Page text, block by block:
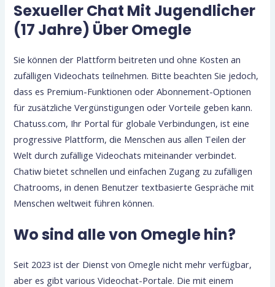
Sexueller Chat Mit Jugendlicher
(17 Jahre) Über Omegle
Sie können der Plattform beitreten und ohne Kosten an
zufälligen Videochats teilnehmen. Bitte beachten Sie jedoch,
dass es Premium-Funktionen oder Abonnement-Optionen
für zusätzliche Vergünstigungen oder Vorteile geben kann.
Chatuss.com, Ihr Portal für globale Verbindungen, ist eine
progressive Plattform, die Menschen aus allen Teilen der
Welt durch zufällige Videochats miteinander verbindet.
Chatiw bietet schnellen und einfachen Zugang zu zufälligen
Chatrooms, in denen Benutzer textbasierte Gespräche mit
Menschen weltweit führen können.
Wo sind alle von Omegle hin?
Seit 2023 ist der Dienst von Omegle nicht mehr verfügbar,
aber es gibt various Videochat-Portale. Die mit einem